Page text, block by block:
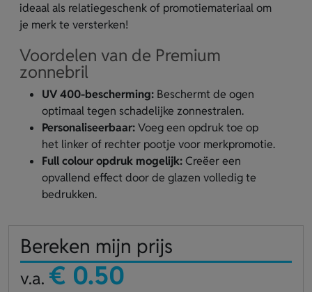
ideaal als relatiegeschenk of promotiemateriaal om
je merk te versterken!
Voordelen van de Premium
zonnebril
UV 400-bescherming: Beschermt de ogen
optimaal tegen schadelijke zonnestralen.
Personaliseerbaar:Voeg een opdruk toe op
het linker of rechter pootje voor merkpromotie.
Full colour opdruk mogelijk:Creëer een
opvallend effect door de glazen volledig te
bedrukken.
Bereken mijn prijs
v.a. € 0.50